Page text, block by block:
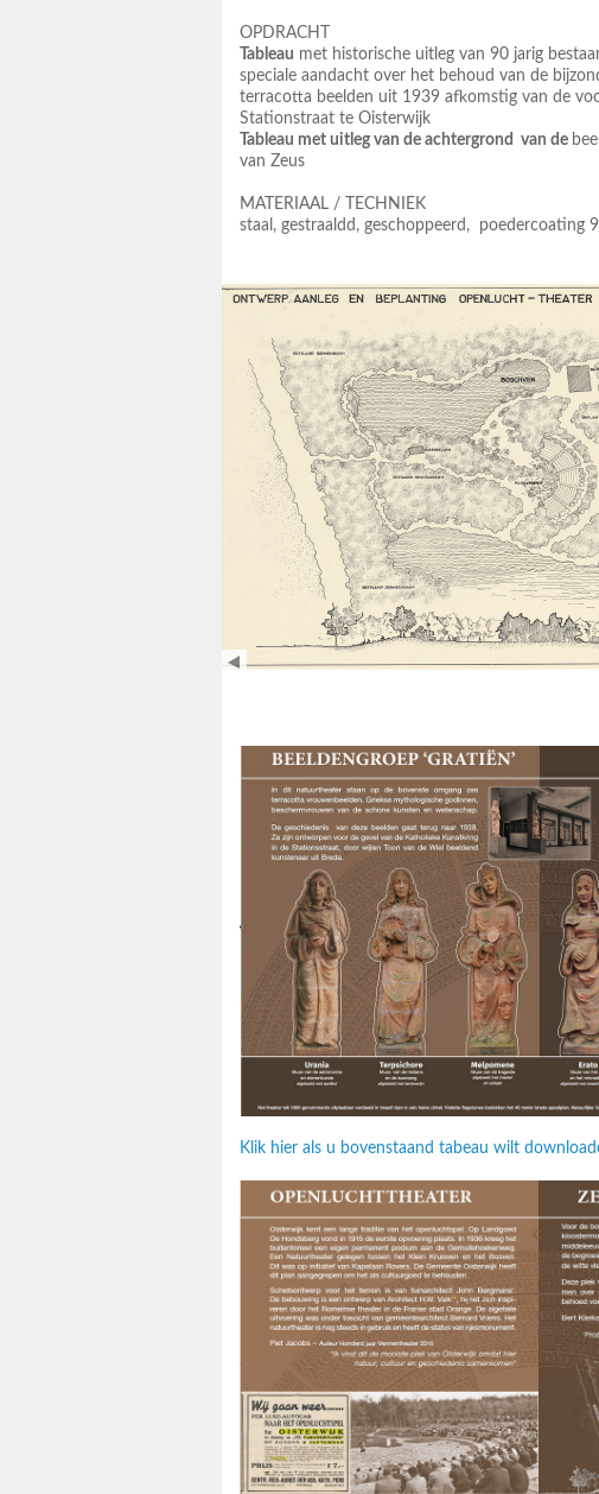
OPDRACHT
Tableau met historische uitleg van 90 jarig
speciale aandacht over het behoud van de
terracotta beelden uit 1939 afkomstig van de
Stationstraat te Oisterwijk
Tableau met uitleg van de achtergrond van de
van Zeus
MATERIAAL / TECHNIEK
staal, gestraaldd, geschoppeerd, poedercoating
Klik hier als u bovenstaand tabeau wilt